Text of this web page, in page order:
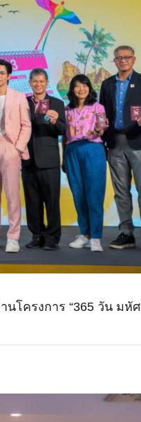
นโครงการ “365 วัน มหั